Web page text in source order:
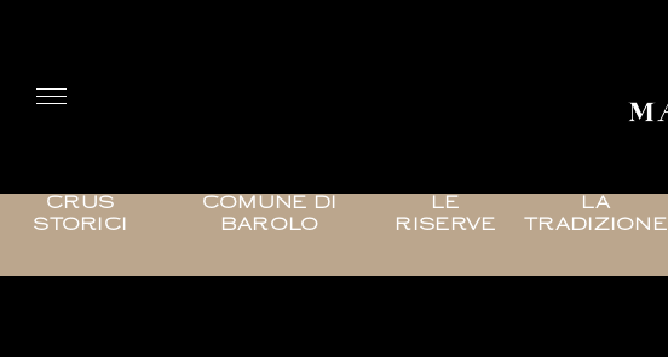
CRUS
STORICI
COMUNE DI
BAROLO
LE
RISERVE
LA
TRADIZIONE